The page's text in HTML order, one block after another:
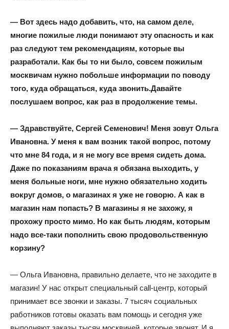
— Вот здесь надо добавить, что, на самом деле,
многие пожилые люди понимают эту опасность и как
раз следуют тем рекомендациям, которые вы
разработали. Как бы то ни было, совсем пожилым
москвичам нужно побольше информации по поводу
того, куда обращаться, куда звонить.Давайте
послушаем вопрос, как раз в продолжение темы.
— Здравствуйте, Сергей Семенович! Меня зовут Ольга
Ивановна. У меня к вам возник такой вопрос, потому
что мне 84 года, и я не могу все время сидеть дома.
Даже по показаниям врача я обязана выходить, у
меня больные ноги, мне нужно обязательно ходить
вокруг домов, о магазинах я уже не говорю. А как в
магазин нам попасть? В магазины я не захожу, я
прохожу просто мимо. Но как быть людям, которым
надо все-таки пополнить свою продовольственную
корзину?
— Ольга Ивановна, правильно делаете, что не заходите в
магазин! У нас открыт специальный call-центр, который
принимает все звонки и заказы. 7 тысяч социальных
работников готовы оказать вам помощь и сегодня уже